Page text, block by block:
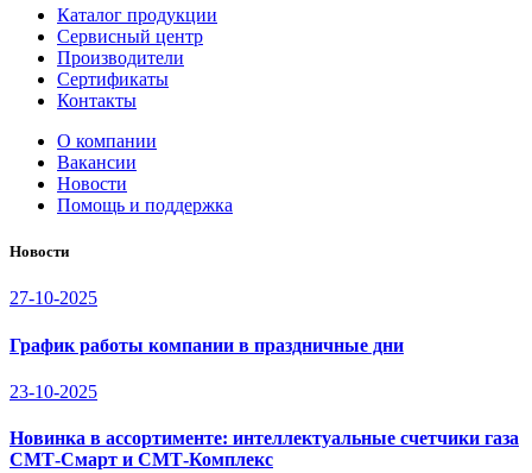
Каталог продукции
Сервисный центр
Производители
Сертификаты
Контакты
О компании
Вакансии
Новости
Помощь и поддержка
Новости
27-10-2025
График работы компании в праздничные дни
23-10-2025
Новинка в ассортименте: интеллектуальные счетчики газа
СМТ-Смарт и СМТ-Комплекс